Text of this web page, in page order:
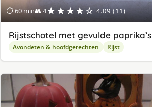
⏱ 60 min👥 4★★★★☆ 4.09 (11)
Rijstschotel met gevulde paprika’s
Avondeten & hoofdgerechten Rijst